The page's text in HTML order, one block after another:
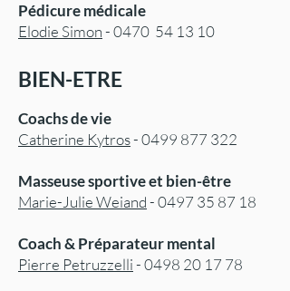
Pédicure médicale
Elodie Simon- 0470 54 13 10
BIEN-ETRE
Coachs de vie
Catherine Kytros-0499 877 322
Masseuse sportive et bien-être
Marie-Julie Weiand-0497 35 87 18
Coach & Préparateur mental
Pierre Petruzzelli-0498 20 17 78